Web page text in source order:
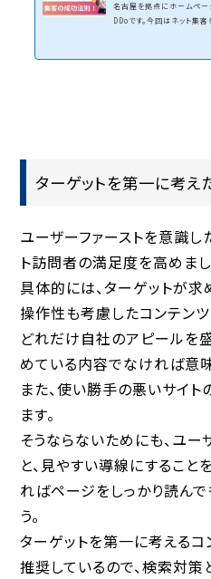
名古屋を拠点にホームペー
DDoです。今回はネット集
ターゲットを第一に考え
ユーザーファーストを意識し
ト訪問者の満足度を高めまし
具体的には、ターゲットが求
操作性も考慮したコンテンツ
どれだけ自社のアピールを
めている内容でなければ意
また、使い勝手の悪いサイ
ます。
そうならないためにも、ユ
と、見やすい導線にすること
ればページをしっかり読んで
う。
ターゲットを第一に考える
推奨しているので、検索対策